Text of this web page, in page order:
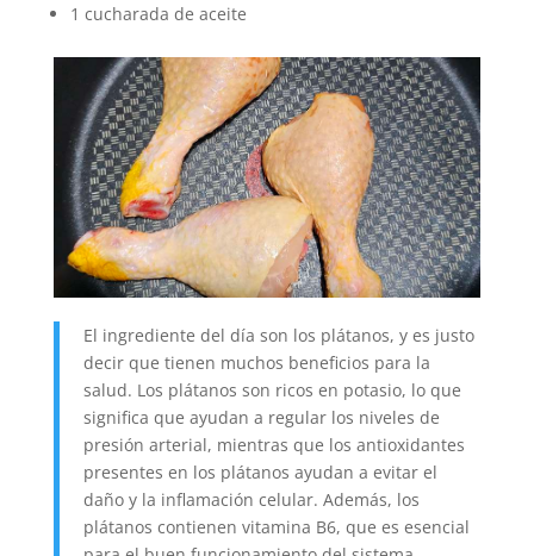
1 cucharada de aceite
El ingrediente del día son los plátanos, y es justo
decir que tienen muchos beneficios para la
salud. Los plátanos son ricos en potasio, lo que
significa que ayudan a regular los niveles de
presión arterial, mientras que los antioxidantes
presentes en los plátanos ayudan a evitar el
daño y la inflamación celular. Además, los
plátanos contienen vitamina B6, que es esencial